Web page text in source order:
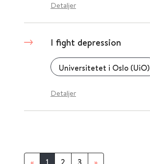
Detaljer
I fight depression
Universitetet i Oslo (UiO)
Detaljer